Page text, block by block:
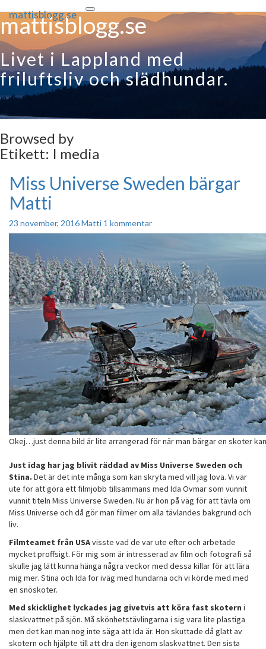
Toggle
navigation
mattisblogg.se
mattisblogg.se
Livet i Lappland med
friluftsliv och slädhundar.
Browsed by
Etikett: I media
Miss
Universe
Sweden
Matti
Miss Universe Sweden bärgar
Matti
23 november, 2016Matti Kommentarer
1 kommentar
Okej…just denna bild är lite arrangerad för när man bärgar en skoter
Just idag har jag blivit räddad av Miss Universe Sweden och
Stina. Det är det inte många som kan skryta med vill jag lova. Vi var
ute för att göra ett filmjobb tillsammans med Ida Ovmar som vunnit
vunnit titeln Miss Universe Sweden. Nu är hon på väg för att tävla om
Miss Universe och då gör man filmer om alla tävlandes bakgrund och
liv.
Filmteamet från USAvisste vad de var ute efter och arbetade
mycket proffsigt. För mig som är intresserad av film och fotografi så
skulle jag lätt kunna hänga några veckor med dessa killar för att lära
mig mer. Stina och Ida for iväg med hundarna och vi körde med med
en snöskoter.
Med skicklighet lyckades jag givetvis att köra fast skotern i
slaskvattnet på sjön. Må skönhetstävlingarna i sig vara lite plastiga
men det kan man nog inte säga att Ida är. Hon skuttade då glatt av
skotern och hjälpte till att dra den igenom slaskvattnet. Den sista